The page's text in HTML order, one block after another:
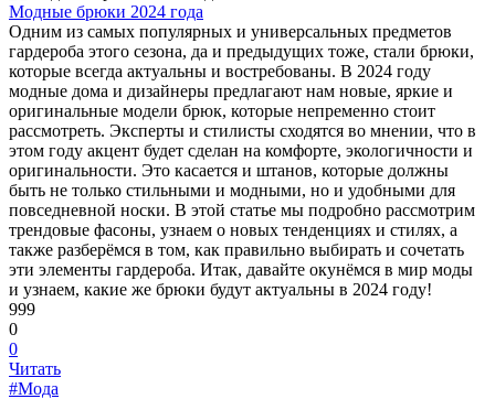
Модные брюки 2024 года
Одним из самых популярных и универсальных предметов
гардероба этого сезона, да и предыдущих тоже, стали брюки,
которые всегда актуальны и востребованы. В 2024 году
модные дома и дизайнеры предлагают нам новые, яркие и
оригинальные модели брюк, которые непременно стоит
рассмотреть. Эксперты и стилисты сходятся во мнении, что в
этом году акцент будет сделан на комфорте, экологичности и
оригинальности. Это касается и штанов, которые должны
быть не только стильными и модными, но и удобными для
повседневной носки. В этой статье мы подробно рассмотрим
трендовые фасоны, узнаем о новых тенденциях и стилях, а
также разберёмся в том, как правильно выбирать и сочетать
эти элементы гардероба. Итак, давайте окунёмся в мир моды
и узнаем, какие же брюки будут актуальны в 2024 году!
999
0
0
Читать
#Мода